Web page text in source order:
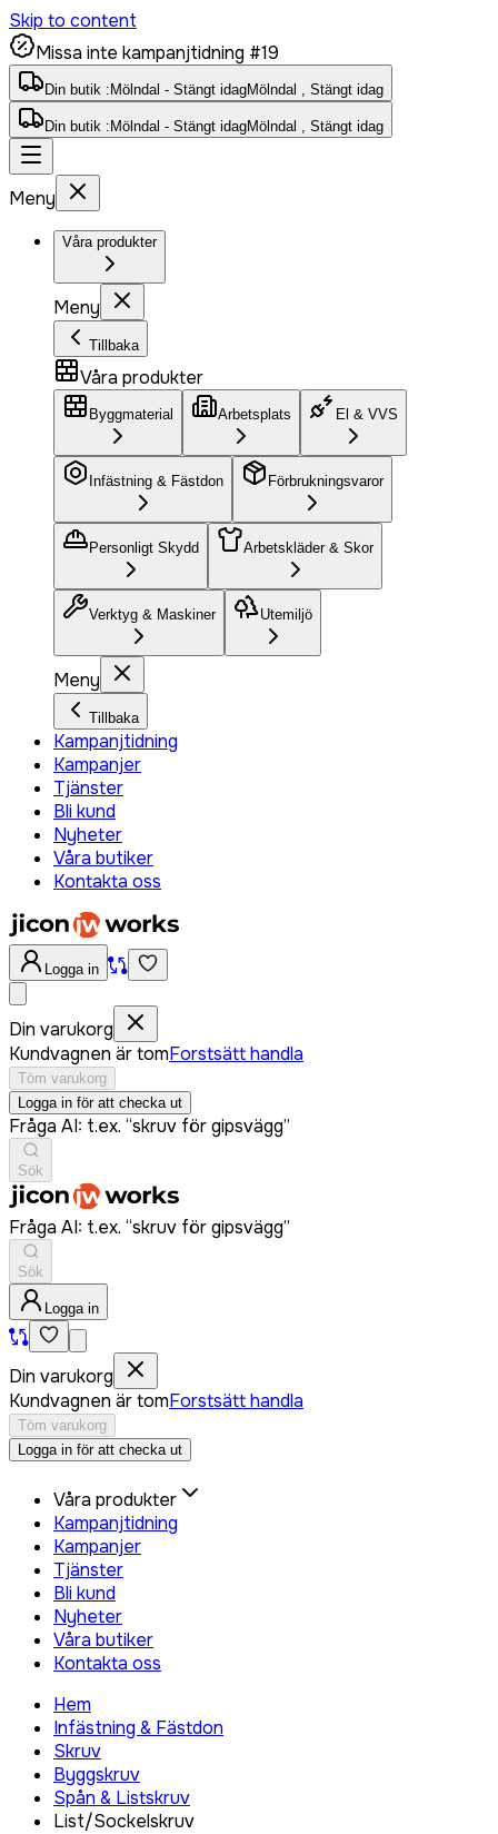
Skip to content
Missa inte kampanjtidning #19
Din butik : Mölndal - Stängt idagMölndal , Stängt idag
Din butik : Mölndal - Stängt idagMölndal , Stängt idag
Meny
Våra produkter
Meny
Tillbaka
Våra produkter
Byggmaterial Arbetsplats El & VVS
Infästning & Fästdon Förbrukningsvaror
Personligt Skydd Arbetskläder & Skor
Verktyg & Maskiner Utemiljö
Meny
Tillbaka
Kampanjtidning
Kampanjer
Tjänster
Bli kund
Nyheter
Våra butiker
Kontakta oss
Logga in
Din varukorg
Kundvagnen är tomForstsätt handla
Töm varukorg
Logga in för att checka ut
Fråga AI: t.ex. “skruv för gipsvägg”
Sök
Fråga AI: t.ex. “skruv för gipsvägg”
Sök
Logga in
Din varukorg
Kundvagnen är tomForstsätt handla
Töm varukorg
Logga in för att checka ut
Våra produkter
Kampanjtidning
Kampanjer
Tjänster
Bli kund
Nyheter
Våra butiker
Kontakta oss
Hem
Infästning & Fästdon
Skruv
Byggskruv
Spån & Listskruv
List/Sockelskruv